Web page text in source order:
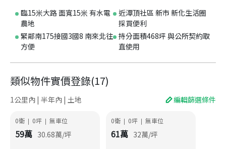
臨15米大路 面寬15米 有水電
農地
近潭頂社區 新市 新化生活圈
採買便利
緊鄰南175接國3國8 南來北往
方便
持分面積468坪 與公所契約取
直使用
類似物件實價登錄(17)
1公里內 | 半年內 | 土地 編輯篩選條件
0衛 | 0坪 | 無車位
59萬 30.68萬/坪
0衛 | 0坪 | 無車位
61萬 32萬/坪